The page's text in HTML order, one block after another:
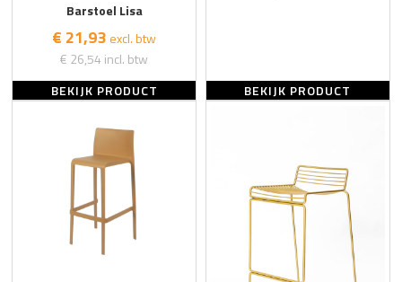
Barstoel Lisa
€ 21,93 excl. btw
€ 26,54 incl. btw
BEKIJK PRODUCT
BEKIJK PRODUCT